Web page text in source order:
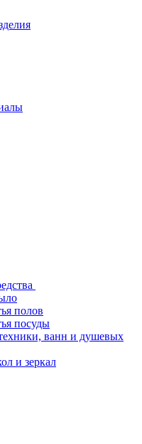
полов
посуды
ванн и душевых
и зеркал